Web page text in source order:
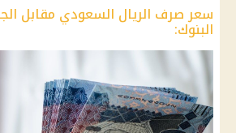
سعر صرف الريال السعودي مقابل
البنوك: